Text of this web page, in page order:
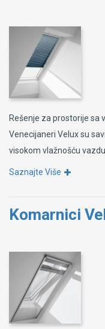
Rešenje za prostorije sa
Venecijaneri Velux su
visokom vlažnošću
Saznajte Više
Komarnici